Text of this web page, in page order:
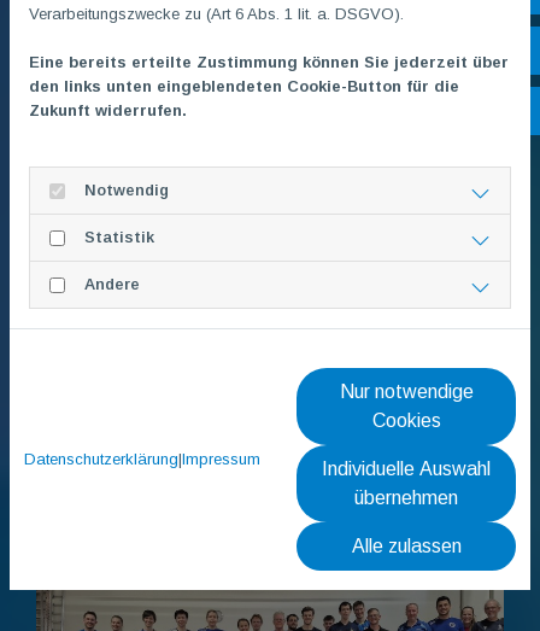
Rope Skipping
Showtanz
Verarbeitungszwecke zu (Art 6 Abs. 1 lit. a. DSGVO).
Eine bereits erteilte Zustimmung können Sie jederzeit über
den links unten eingeblendeten Cookie-Button für die
Zukunft widerrufen.
Notwendig
Statistik
Andere
Datenschutzerklärung|Impressum
Nur notwendige
Cookies
Individuelle Auswahl
übernehmen
Alle zulassen